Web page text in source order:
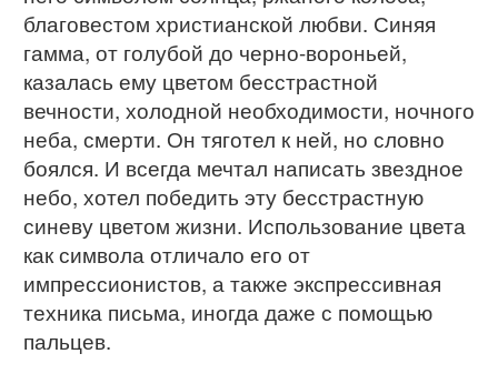
благовестом христианской любви. Синяя
гамма, от голубой до черно-вороньей,
казалась ему цветом бесстрастной
вечности, холодной необходимости, ночного
неба, смерти. Он тяготел к ней, но словно
боялся. И всегда мечтал написать звездное
небо, хотел победить эту бесстрастную
синеву цветом жизни. Использование цвета
как символа отличало его от
импрессионистов, а также экспрессивная
техника письма, иногда даже с помощью
пальцев.